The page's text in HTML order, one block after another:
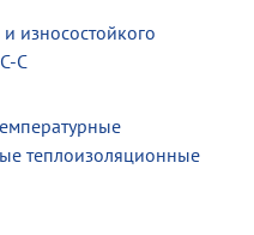
износостойкого
C
теплоизоляционные